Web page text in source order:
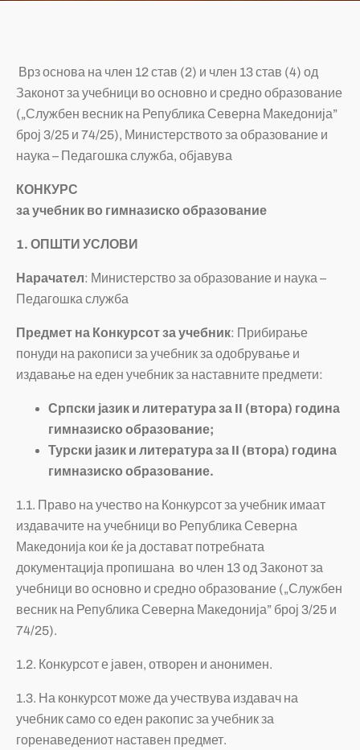
Врз основа на член 12 став (2) и член 13 став (4) од
Законот за учебници во основно и средно образование
(„Службен весник на Република Северна Македонија”
број 3/25 и 74/25), Министерството за образование и
наука – Педагошка служба, објавува
КОНКУРС
за учебник во гимназиско образование
1. ОПШТИ УСЛОВИ
Нарачател: Министерство за образование и наука –
Педагошка служба
Предмет на Конкурсот за учебник: Прибирање
понуди на ракописи за учебник за одобрување и
издавање на еден учебник за наставните предмети:
Српски јазик и литература за II (втора) година
гимназиско образование;
Турски јазик и литература за II (втора) година
гимназиско образование.
1.1. Право на учество на Конкурсот за учебник имаат
издавачите на учебници во Република Северна
Македонија кои ќе ја достават потребната
документација пропишана во член 13 од Законот за
учебници во основно и средно образование („Службен
весник на Република Северна Македонија” број 3/25 и
74/25).
1.2. Конкурсот е јавен, отворен и анонимен.
1.3. На конкурсот може да учествува издавач на
учебник само со еден ракопис за учебник за
горенаведениот наставен предмет.